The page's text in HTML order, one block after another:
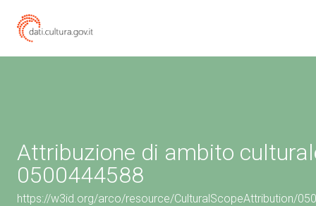
Attribuzione di ambito
0500444588
https://w3id.org/arco/resource/CulturalScopeAttribution/